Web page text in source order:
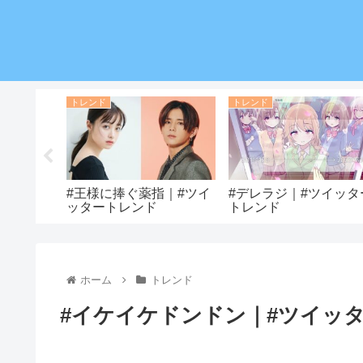
トレンド
#王様に捧ぐ薬指｜#ツイ
ッタートレンド
トレンド
#デレラジ｜#ツイッタ
トレンド
ホーム トレンド
#イケイケドンドン｜#ツイッ